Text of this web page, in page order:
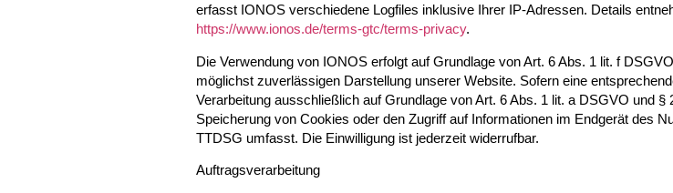
erfasst IONOS verschiedene Logfiles inklusive Ihrer IP-Adressen. Details
https://www.ionos.de/terms-gtc/terms-privacy.
Die Verwendung von IONOS erfolgt auf Grundlage von Art. 6 Abs. 1 lit. f
möglichst zuverlässigen Darstellung unserer Website. Sofern eine
Verarbeitung ausschließlich auf Grundlage von Art. 6 Abs. 1 lit. a DSGVO und
Speicherung von Cookies oder den Zugriff auf Informationen im Endgerät des
TTDSG umfasst. Die Einwilligung ist jederzeit widerrufbar.
Auftragsverarbeitung